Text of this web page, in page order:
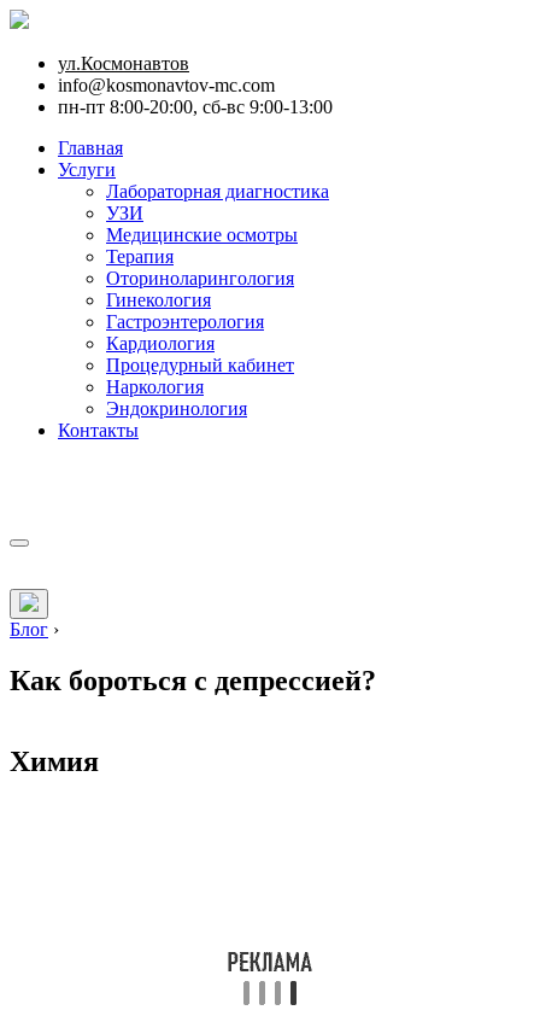
ул.Космонавтов
info@kosmonavtov-mc.com
пн-пт 8:00-20:00, сб-вс 9:00-13:00
Главная
Услуги
Лабораторная диагностика
УЗИ
Медицинские осмотры
Терапия
Оториноларингология
Гинекология
Гастроэнтерология
Кардиология
Процедурный кабинет
Наркология
Эндокринология
Контакты
Блог ›
Как бороться с депрессией?
Химия